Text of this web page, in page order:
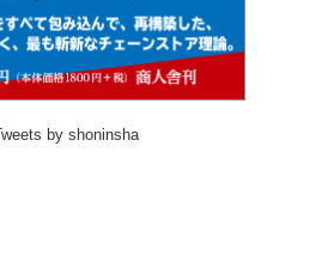
Tweets by shoninsha